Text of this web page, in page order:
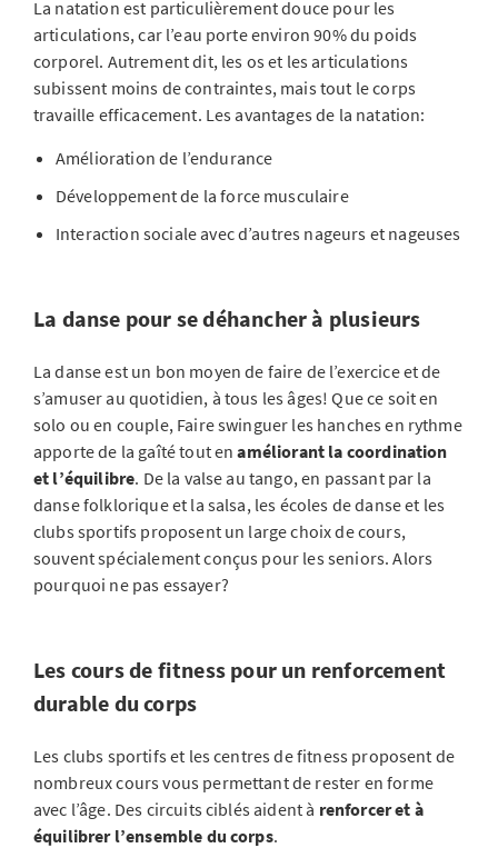
La natation est particulièrement douce pour les
articulations, car l’eau porte environ 90% du poids
corporel. Autrement dit, les os et les articulations
subissent moins de contraintes, mais tout le corps
travaille efficacement. Les avantages de la natation:
Amélioration de l’endurance
Développement de la force musculaire
Interaction sociale avec d’autres nageurs et nageuses
La danse pour se déhancher à plusieurs
La danse est un bon moyen de faire de l’exercice et de
s’amuser au quotidien, à tous les âges! Que ce soit en
solo ou en couple, Faire swinguer les hanches en rythme
apporte de la gaîté tout enaméliorant la coordination
et l’équilibre. De la valse au tango, en passant par la
danse folklorique et la salsa, les écoles de danse et les
clubs sportifs proposent un large choix de cours,
souvent spécialement conçus pour les seniors. Alors
pourquoi ne pas essayer?
Les cours de fitness pour un renforcement
durable du corps
Les clubs sportifs et les centres de fitness proposent de
nombreux cours vous permettant de rester en forme
avec l’âge. Des circuits ciblés aident à renforcer et à
équilibrer l’ensemble du corps.